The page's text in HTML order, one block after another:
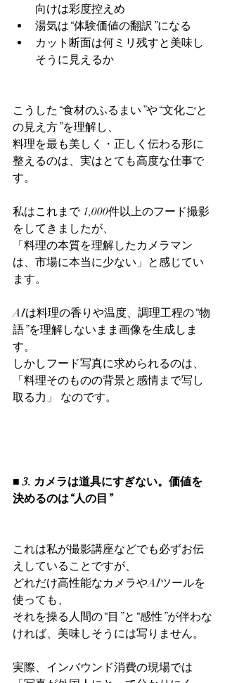
向けは彩度控えめ
湯気は“体験価値の翻訳”になる
カット断面は何ミリ残すと美味し
そうに見えるか
こうした“食材のふるまい”や“文化ごと
の見え方”を理解し、
料理を最も美しく・正しく伝わる形に
整えるのは、実はとても高度な仕事で
す。
私はこれまで 1,000件以上のフード撮影
をしてきましたが、
「料理の本質を理解したカメラマン
は、市場に本当に少ない」と感じてい
ます。
AIは料理の香りや温度、調理工程の“物
語”を理解しないまま画像を生成しま
す。
しかしフード写真に求められるのは、
「料理そのものの背景と感情まで写し
取る力」 なのです。
■ 3. カメラは道具にすぎない。価値を
決めるのは“人の目”
これは私が撮影講座などでも必ずお伝
えしていることですが、
どれだけ高性能なカメラやAIツールを
使っても、
それを操る人間の“目”と“感性”が伴わな
ければ、美味しそうには写りません。
実際、インバウンド消費の現場では